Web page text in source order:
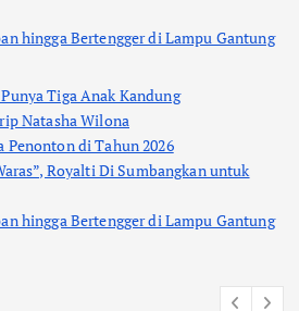
hingga Bertengger di Lampu Gantung
Tiga Anak Kandung
Natasha Wilona
Penonton di Tahun 2026
Royalti Di Sumbangkan untuk
hingga Bertengger di Lampu Gantung